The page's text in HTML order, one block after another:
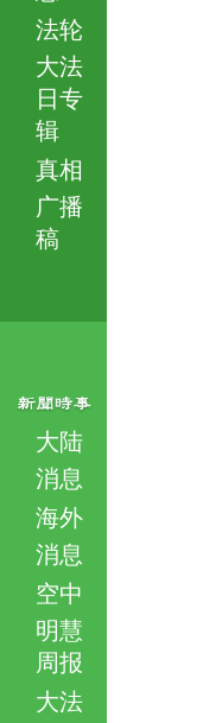
法轮
大法
日专
辑
真相
广播
稿
大陆
消息
海外
消息
空中
明慧
周报
大法